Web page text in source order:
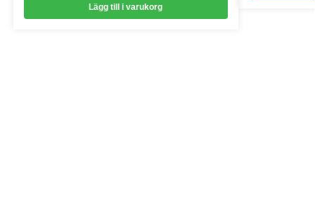
Lägg till i varukorg